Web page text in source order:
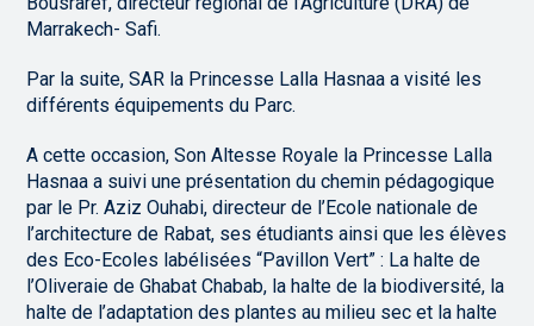
Marrakech- Safi.
Par la suite, SAR la Princesse Lalla Hasnaa a visité les
différents équipements du Parc.
A cette occasion, Son Altesse Royale la Princesse Lalla
Hasnaa a suivi une présentation du chemin pédagogique
par le Pr. Aziz Ouhabi, directeur de l’Ecole nationale de
l’architecture de Rabat, ses étudiants ainsi que les élèves
des Eco-Ecoles labélisées “Pavillon Vert” : La halte de
l’Oliveraie de Ghabat Chabab, la halte de la biodiversité, la
halte de l’adaptation des plantes au milieu sec et la halte